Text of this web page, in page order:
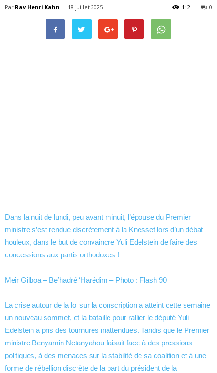
Par Rav Henri Kahn - 18 juillet 2025 0
112
Dans la nuit de lundi, peu avant minuit, l’épouse du Premier
ministre s’est rendue discrètement à la Knesset lors d’un débat
houleux, dans le but de convaincre Yuli Edelstein de faire des
concessions aux partis orthodoxes !
Meir Gilboa – Be’hadré ‘Harédim – Photo : Flash 90
La crise autour de la loi sur la conscription a atteint cette semaine
un nouveau sommet, et la bataille pour rallier le député Yuli
Edelstein a pris des tournures inattendues. Tandis que le Premier
ministre Benyamin Netanyahou faisait face à des pressions
politiques, à des menaces sur la stabilité de sa coalition et à une
forme de rébellion discrète de la part du président de la